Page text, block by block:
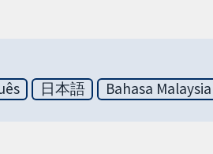
日本語 Bahasa Malaysia